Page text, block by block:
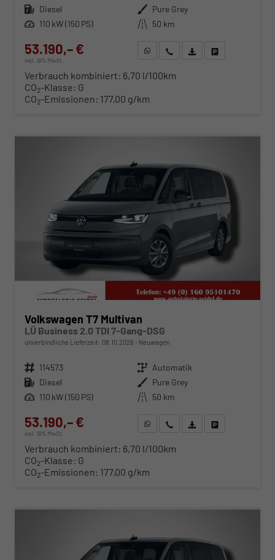
Kraftstoff Diesel Außenfarbe Pure Grey
Leistung 110 kW (150 PS) Kilometerstand 50 km
53.190,– €
incl. 19% MwSt.
WhatsApp anfragen
Wir rufen Sie anFahrzeugexposé (PDF)
Verbrauch kombiniert: 6,70 l/100km
CO2-Klasse: G
CO2-Emissionen: 177,00 g/km
Volkswagen T7 Multivan
LÜ Business 2.0 TDI 7-Gang-DSG
unverbindliche Lieferzeit: 08.10.2026 Neuwagen
Fahrzeugnr. 114573 Getriebe Automatik
Kraftstoff Diesel Außenfarbe Pure Grey
Leistung 110 kW (150 PS) Kilometerstand 50 km
53.190,– €
incl. 19% MwSt.
WhatsApp anfragen
Wir rufen Sie anFahrzeugexposé (PDF)
Verbrauch kombiniert: 6,70 l/100km
CO2-Klasse: G
CO2-Emissionen: 177,00 g/km